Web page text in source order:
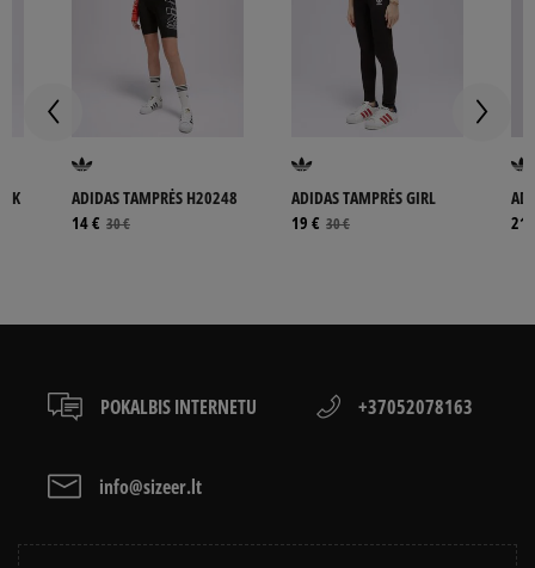
ADIDAS TAMPRĖS H20248
30€
14€
ADIDAS TAMPRĖS GIRL
30€
19 € 21
POKALBIS INTERNETU +37052078163
info@sizeer.lt